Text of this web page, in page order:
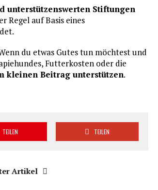
unterstützenswerten Stiftungen
Regel auf Basis eines
du etwas Gutes tun möchtest und
Futterkosten oder die
kleinen Beitrag unterstützen.
TEILEN TEILEN
Artikel